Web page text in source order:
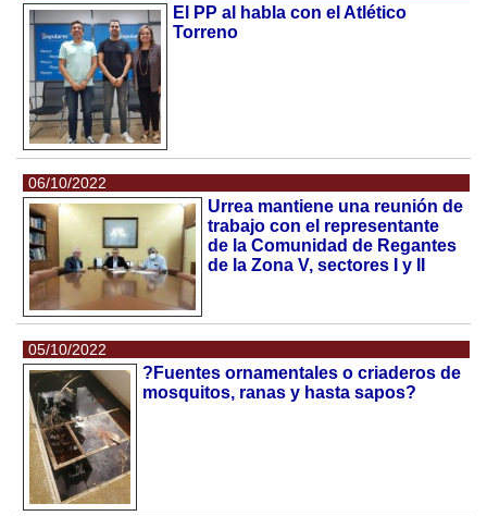
El PP al habla con el Atlético
Torreno
06/10/2022
Urrea mantiene una reunión de
trabajo con el representante
de la Comunidad de Regantes
de la Zona V, sectores I y II
05/10/2022
?Fuentes ornamentales o criaderos de
mosquitos, ranas y hasta sapos?